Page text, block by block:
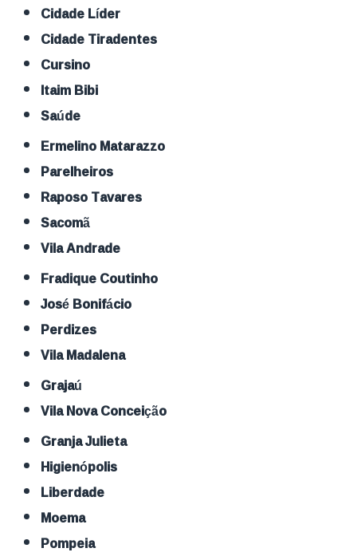
Cidade Líder
Cidade Tiradentes
Cursino
Itaim Bibi
Saúde
Ermelino Matarazzo
Parelheiros
Raposo Tavares
Sacomã
Vila Andrade
Fradique Coutinho
José Bonifácio
Perdizes
Vila Madalena
Grajaú
Vila Nova Conceição
Granja Julieta
Higienópolis
Liberdade
Moema
Pompeia